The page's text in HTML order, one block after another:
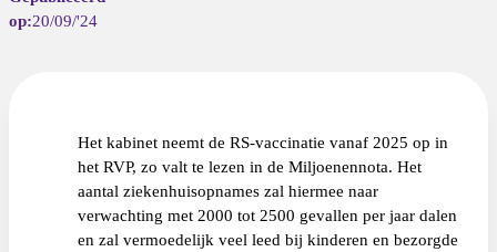
20/09/'24
Het kabinet neemt de RS-vaccinatie vanaf 2025 op in
het RVP, zo valt te lezen in de Miljoenennota. Het
aantal ziekenhuisopnames zal hiermee naar
verwachting met 2000 tot 2500 gevallen per jaar dalen
en zal vermoedelijk veel leed bij kinderen en bezorgde